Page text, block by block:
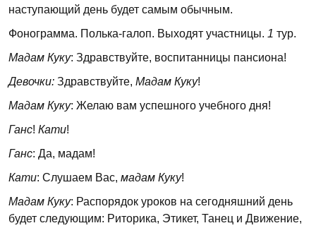
наступающий день будет самым обычным.
Фонограмма. Полька-галоп. Выходят участницы. 1 тур.
Мадам Куку: Здравствуйте, воспитанницы пансиона!
Девочки: Здравствуйте, Мадам Куку!
Мадам Куку: Желаю вам успешного учебного дня!
Ганс! Кати!
Ганс: Да, мадам!
Кати: Слушаем Вас, мадам Куку!
Мадам Куку: Распорядок уроков на сегодняшний день
будет следующим: Риторика, Этикет, Танец и Движение,